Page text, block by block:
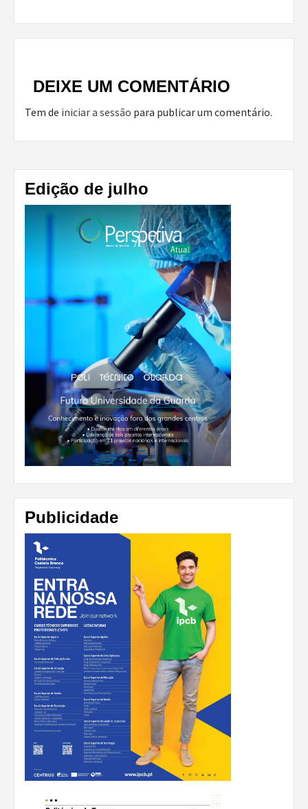
Reading
DEIXE UM COMENTÁRIO
Tem de iniciar a sessão para publicar um comentário.
Edição de julho
Publicidade